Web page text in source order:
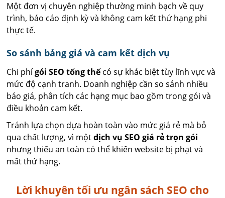
Một đơn vị chuyên nghiệp thường minh bạch về quy
trình, báo cáo định kỳ và không cam kết thứ hạng phi
thực tế.
So sánh bảng giá và cam kết dịch vụ
Chi phígói SEO tổng thểcó sự khác biệt tùy lĩnh vực và
mức độ cạnh tranh. Doanh nghiệp cần so sánh nhiều
báo giá, phân tích các hạng mục bao gồm trong gói và
điều khoản cam kết.
Tránh lựa chọn dựa hoàn toàn vào mức giá rẻ mà bỏ
qua chất lượng, vì mộtdịch vụ SEO giá rẻ trọn gói
nhưng thiếu an toàn có thể khiến website bị phạt và
mất thứ hạng.
Lời khuyên tối ưu ngân sách SEO cho